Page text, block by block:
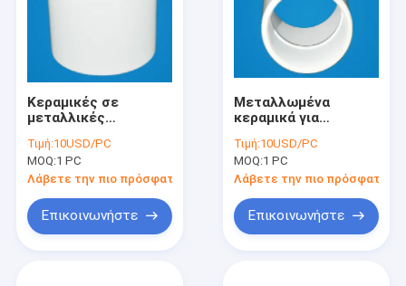
Κεραμικές σε
μεταλλικές
Τιμή:10USD/PC
MOQ:1 PC
Λάβετε την πιο πρόσφατη τιμή
Επικοινωνήστε
Μεταλλωμένα
κεραμικά για
εξαρτήματα
Τιμή:10USD/PC
MOQ:1 PC
Λάβετε την πιο πρόσφατη
Επικοινωνήστε